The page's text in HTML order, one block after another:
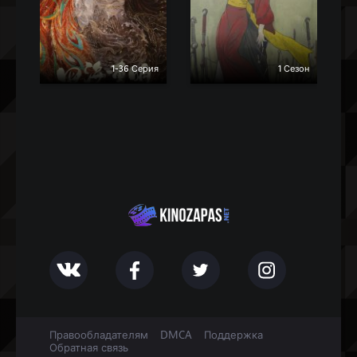
1-36 Серия 1 Сезон
Правообладателям DMCA
Поддержка
Обратная связь